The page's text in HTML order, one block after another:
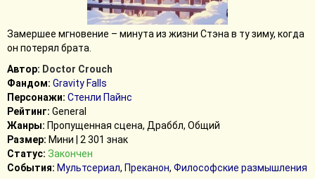
Замершее мгновение – минута из жизни Стэна в ту зиму, когда
он потерял брата.
Автор: Doctor Crouch
Фандом: Gravity Falls
Персонажи: Стенли Пайнс
Рейтинг: General
Жанры: Пропущенная сцена, Драббл, Общий
Размер: Мини | 2 301 знак
Статус: Закончен
События: Мультсериал, Преканон, Философские размышления